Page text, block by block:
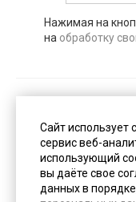
Нажимая на
на обработку
Сайт использует
сервис веб-
использующий
вы даёте свое
данных в